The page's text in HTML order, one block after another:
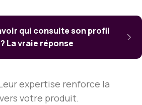
qui consulte son profil
La vraie réponse
expertise renforce la
votre produit.